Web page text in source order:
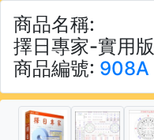
商品名稱:
擇日專家-實用版
商品編號: 908A